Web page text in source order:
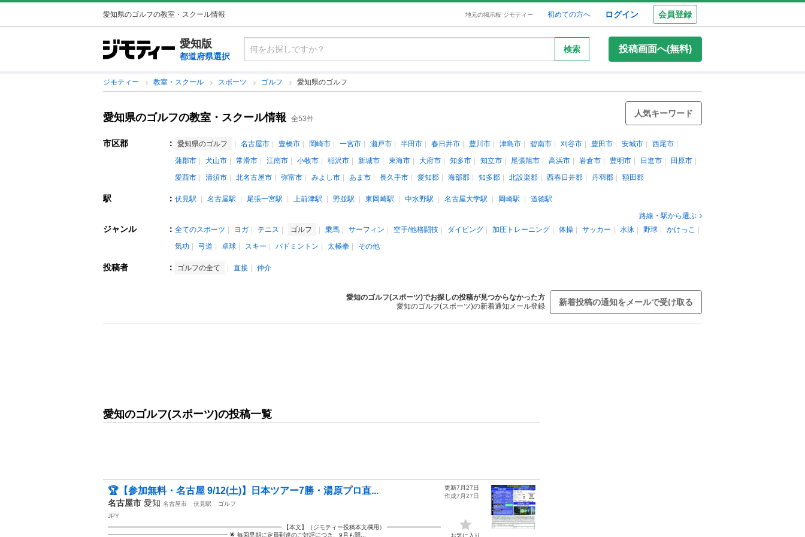
愛知県のゴルフの教室・スクール情報 地元の掲示板 ジモティー 初めての方へ ログイン 会員登録
愛知版
都道府県選択
検索 投稿画面へ(無料)
ジモティー 教室・スクール スポーツ ゴルフ 愛知県のゴルフ
愛知県のゴルフの教室・スクール情報 全53件
人気キーワード
市区郡 ： 愛知県のゴルフ 名古屋市 豊橋市 岡崎市 一宮市 瀬戸市 半田市 春日井市 豊川市 津島市 碧南市 刈谷市 豊田市 安城市
西尾市
蒲郡市
犬山市 常滑市 江南市 小牧市 稲沢市 新城市 東海市 大府市 知多市 知立市 尾張旭市 高浜市 岩倉市 豊明市 日進市
田原市
愛西市
清須市 北名古屋市 弥富市 みよし市 あま市 長久手市 愛知郡 海部郡 知多郡 北設楽郡 西春日井郡 丹羽郡 額田郡
駅 ： 伏見駅 名古屋駅 尾張一宮駅 上前津駅 野並駅 東岡崎駅 中水野駅 名古屋大学駅 岡崎駅
道徳駅
路線・駅から選ぶ
ジャンル ： 全てのスポーツ ヨガ テニス ゴルフ 乗馬 サーフィン 空手/他格闘技 ダイビング 加圧トレーニング 体操 サッカー 水泳 野球
かけっこ
気功
弓道 卓球 スキー バドミントン 太極拳 その他
投稿者 ： ゴルフの全て 直接 仲介
愛知のゴルフ(スポーツ)でお探しの投稿が見つからなかった方
愛知のゴルフ(スポーツ)の新着通知メール登録
新着投稿の通知をメールで受け取る
愛知のゴルフ(スポーツ)の投稿一覧
🏆【参加無料・名古屋 9/12(土)】日本ツアー7勝・湯原プロ直...
名古屋市 愛知 名古屋市 伏見駅
ゴルフ
JPY
━━━━━━━━━━━━━━━━━━━━━━━━━━━━━ 【本文】（ジモティー投稿本文欄用） ━━━━━━━━━
━━━━━━━━━━━━━━━━━━━━ 🌟 毎回早期に定員到達のご好評につき、9月も開...
更新7月27日
作成7月27日
お気に入り